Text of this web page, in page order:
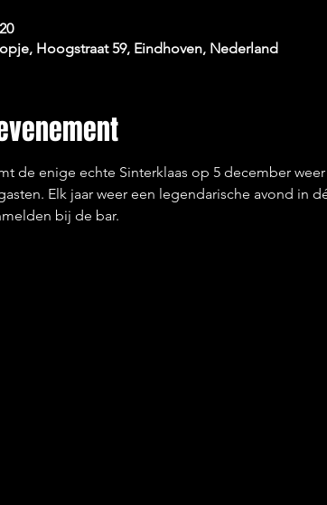
Hoogstraat 59, Eindhoven, Nederland
de enige echte Sinterklaas op 5 december
Elk jaar weer een legendarische avond in
bij de bar.